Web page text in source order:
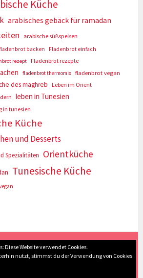
Küche
arabisches gebäck für ramadan
arabische süßspeisen
backen
Fladenbrot einfach
rezept Fladenbrot rezepte
fladenbrot thermomix fladenbrot vegan
des maghreb
Leben im Orient
leben in Tunesien
in tunesien
Küche
und Desserts
Spezialitäten Orientküche
Tunesische Küche
|Home|Impressum/Datenschutz
|Kontakt|Nach Oben
Diese Website verwendet Cookies.
nutzt, stimmst du der Verwendung von Cookies